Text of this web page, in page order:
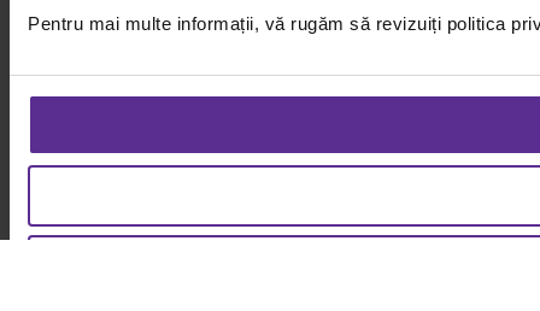
Pentru mai multe informații, vă rugăm să revizuiți politica